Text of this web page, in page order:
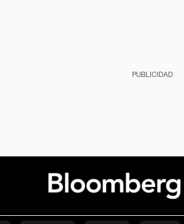
PUBLICIDAD